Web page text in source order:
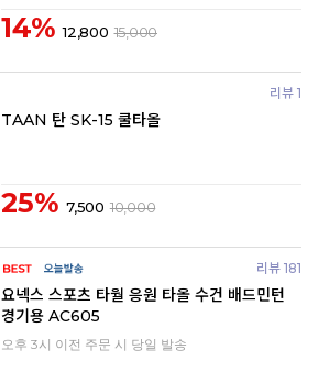
14% 12,800 15,000
리뷰 1
TAAN 탄 SK-15 쿨타올
25% 7,500 10,000
리뷰 181
요넥스 스포츠 타월 응원 타올 수건 배드민턴
경기용 AC605
오후 3시 이전 주문 시 당일 발송